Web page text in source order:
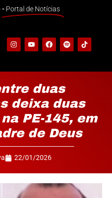
- Portal de Notícias
duas
deixa duas
PE-145, em
de Deus
22/01/2026